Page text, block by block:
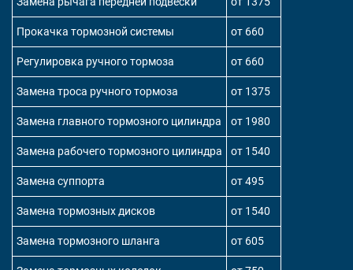
Прокачка тормозной системы от 660
Регулировка ручного тормоза от 660
Замена троса ручного тормоза от 1375
Замена главного тормозного цилиндра от 1980
Замена рабочего тормозного цилиндра от 1540
Замена суппорта от 495
Замена тормозных дисков от 1540
Замена тормозного шланга от 605